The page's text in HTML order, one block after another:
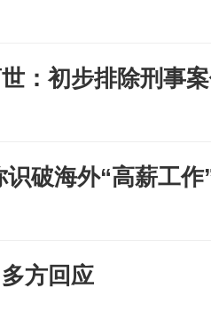
：初步排除刑事
破海外“高薪工作
方回应